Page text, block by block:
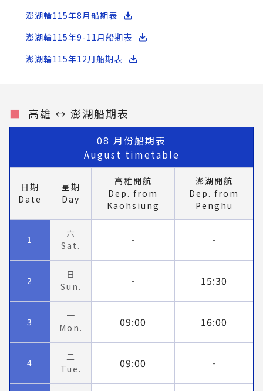
澎湖輪115年8月船期表
澎湖輪115年9-11月船期表
澎湖輪115年12月船期表
■ 高雄 ↔︎ 澎湖船期表
08 月份船期表
August timetable
日期
Date
星期
Day
高雄開航
Dep. from
Kaohsiung
澎湖開航
Dep. from
Penghu
1
六
Sat.
- -
2
日
Sun.
- 15:30
3
一
Mon.
09:00 16:00
4
二
Tue.
09:00 -